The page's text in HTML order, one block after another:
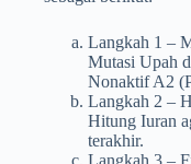
Langkah 1 –
Mutasi Upah
Nonaktif A2
Langkah 2 –
Hitung Iuran
terakhir.
Langkah 3 –